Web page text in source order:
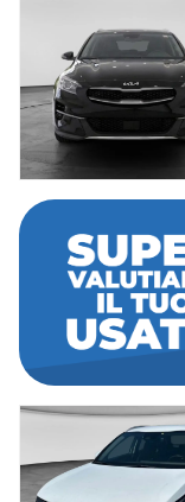
Hai una permuta?
Romana Auto
della tua nuova
a 3250€. Hai un
dei bonus anche